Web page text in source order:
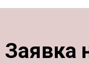
Заявка